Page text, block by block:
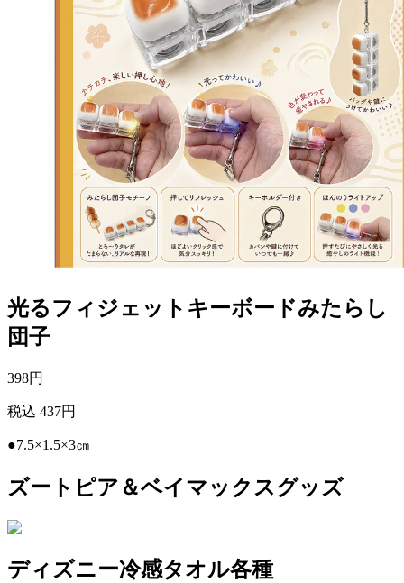
光るフィジェットキーボードみたらし
団子
398円
税込 437円
●7.5×1.5×3㎝
ズートピア＆ベイマックスグッズ
ディズニー冷感タオル各種